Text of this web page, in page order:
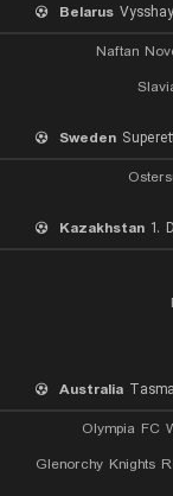
Belarus
Naftan
Sweden
Kazakhstan 1.
Australia
Olympia FC
Glenorchy Knights